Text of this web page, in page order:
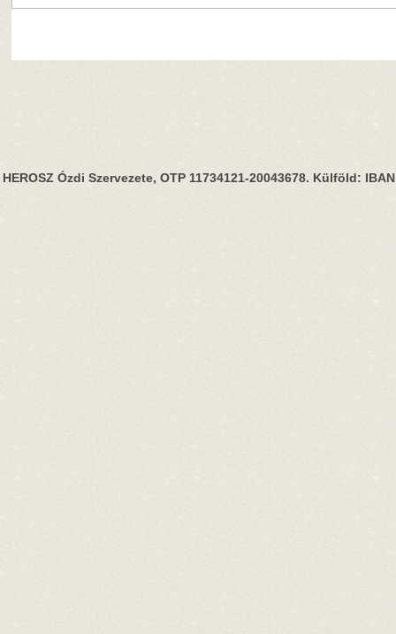
HEROSZ Ózdi Szervezete, OTP 11734121-20043678. Külföld: